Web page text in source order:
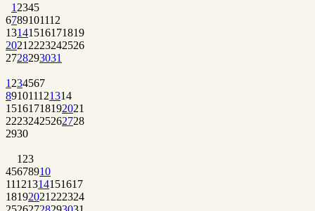
1 2345
6789101112
13141516171819
2021 2223242526
2728293031
1 234567
891011121314
15161718192021
22232425262728
2930
1 23
45678910
11121314151617
18192021 222324